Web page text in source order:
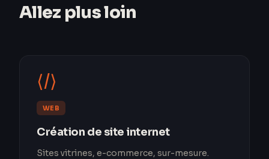
Allez plus loin
⟨/⟩
WEB
Création de site internet
Sites vitrines, e-commerce, sur-mesure.